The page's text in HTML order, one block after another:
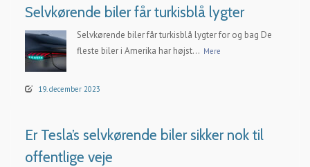
Selvkørende biler får turkisblå lygter
Selvkørende biler får turkisblå lygter for og bag De
fleste biler i Amerika har højst... Mere
19. december 2023
Er Tesla’s selvkørende biler sikker nok til
offentlige veje